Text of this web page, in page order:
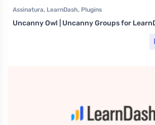
Assinatura, LearnDash, Plugins
Uncanny Owl | Uncanny Groups for